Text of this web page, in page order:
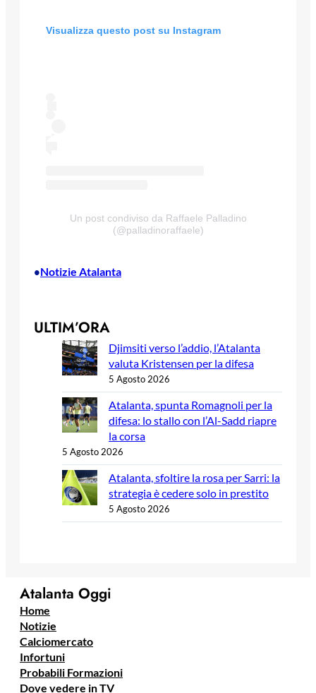
Visualizza questo post su Instagram
Un post condiviso da Raffaele Palladino
(@palladinoraffaele)
•Notizie Atalanta
ULTIM’ORA
Djimsiti verso l’addio, l’Atalanta
valuta Kristensen per la difesa
5 Agosto 2026
Atalanta, spunta Romagnoli per la
difesa: lo stallo con l’Al-Sadd riapre
la corsa
5 Agosto 2026
Atalanta, sfoltire la rosa per Sarri: la
strategia è cedere solo in prestito
5 Agosto 2026
Atalanta Oggi
Home
Notizie
Calciomercato
Infortuni
Probabili Formazioni
Dove vedere in TV